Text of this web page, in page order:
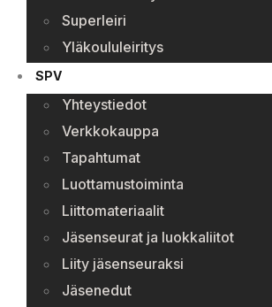
Superleiri
Yläkoululeiritys
SPV
Yhteystiedot
Verkkokauppa
Tapahtumat
Luottamustoiminta
Liittomateriaalit
Jäsenseurat ja luokkaliitot
Liity jäsenseuraksi
Jäsenedut